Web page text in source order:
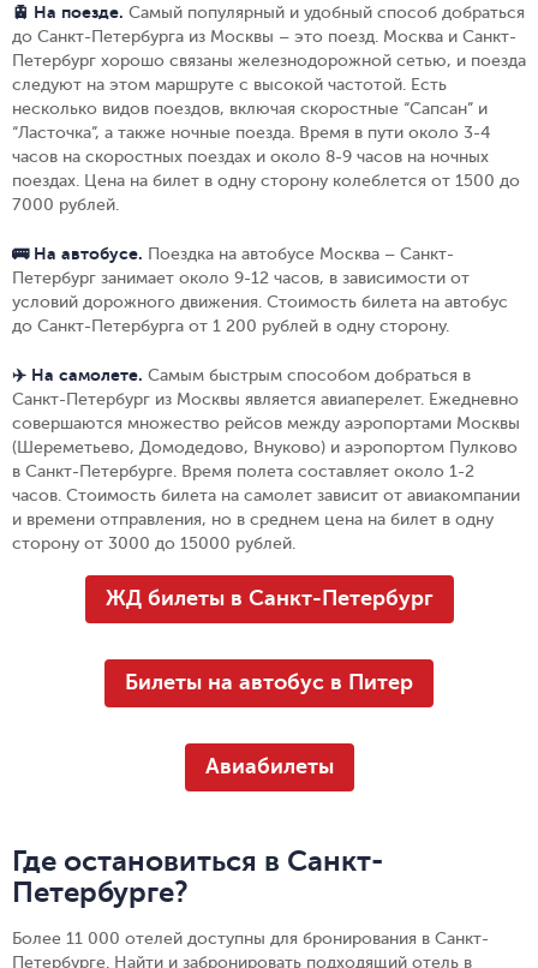
🚊 На поезде. Самый популярный и удобный способ добраться
до Санкт-Петербурга из Москвы – это поезд. Москва и Санкт-
Петербург хорошо связаны железнодорожной сетью, и поезда
следуют на этом маршруте с высокой частотой. Есть
несколько видов поездов, включая скоростные “Сапсан” и
“Ласточка”, а также ночные поезда. Время в пути около 3-4
часов на скоростных поездах и около 8-9 часов на ночных
поездах. Цена на билет в одну сторону колеблется от 1500 до
7000 рублей.
🚌 На автобусе. Поездка на автобусе Москва – Санкт-
Петербург занимает около 9-12 часов, в зависимости от
условий дорожного движения. Стоимость билета на автобус
до Санкт-Петербурга от 1 200 рублей в одну сторону.
✈️ На самолете. Самым быстрым способом добраться в
Санкт-Петербург из Москвы является авиаперелет. Ежедневно
совершаются множество рейсов между аэропортами Москвы
(Шереметьево, Домодедово, Внуково) и аэропортом Пулково
в Санкт-Петербурге. Время полета составляет около 1-2
часов. Стоимость билета на самолет зависит от авиакомпании
и времени отправления, но в среднем цена на билет в одну
сторону от 3000 до 15000 рублей.
ЖД билеты в Санкт-Петербург
Билеты на автобус в Питер
Авиабилеты
Где остановиться в Санкт-
Петербурге?
Более 11 000 отелей доступны для бронирования в Санкт-
Петербурге. Найти и забронировать подходящий отель в